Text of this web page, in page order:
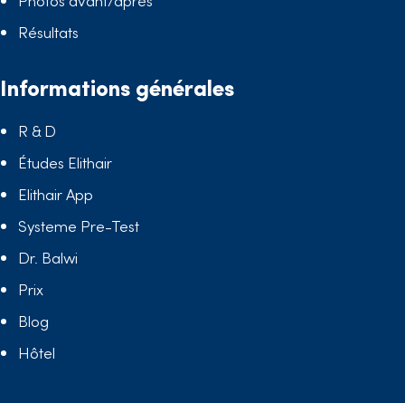
Résultats
Informations générales
R & D
Études Elithair
Elithair App
Systeme Pre-Test
Dr. Balwi
Prix
Blog
Hôtel